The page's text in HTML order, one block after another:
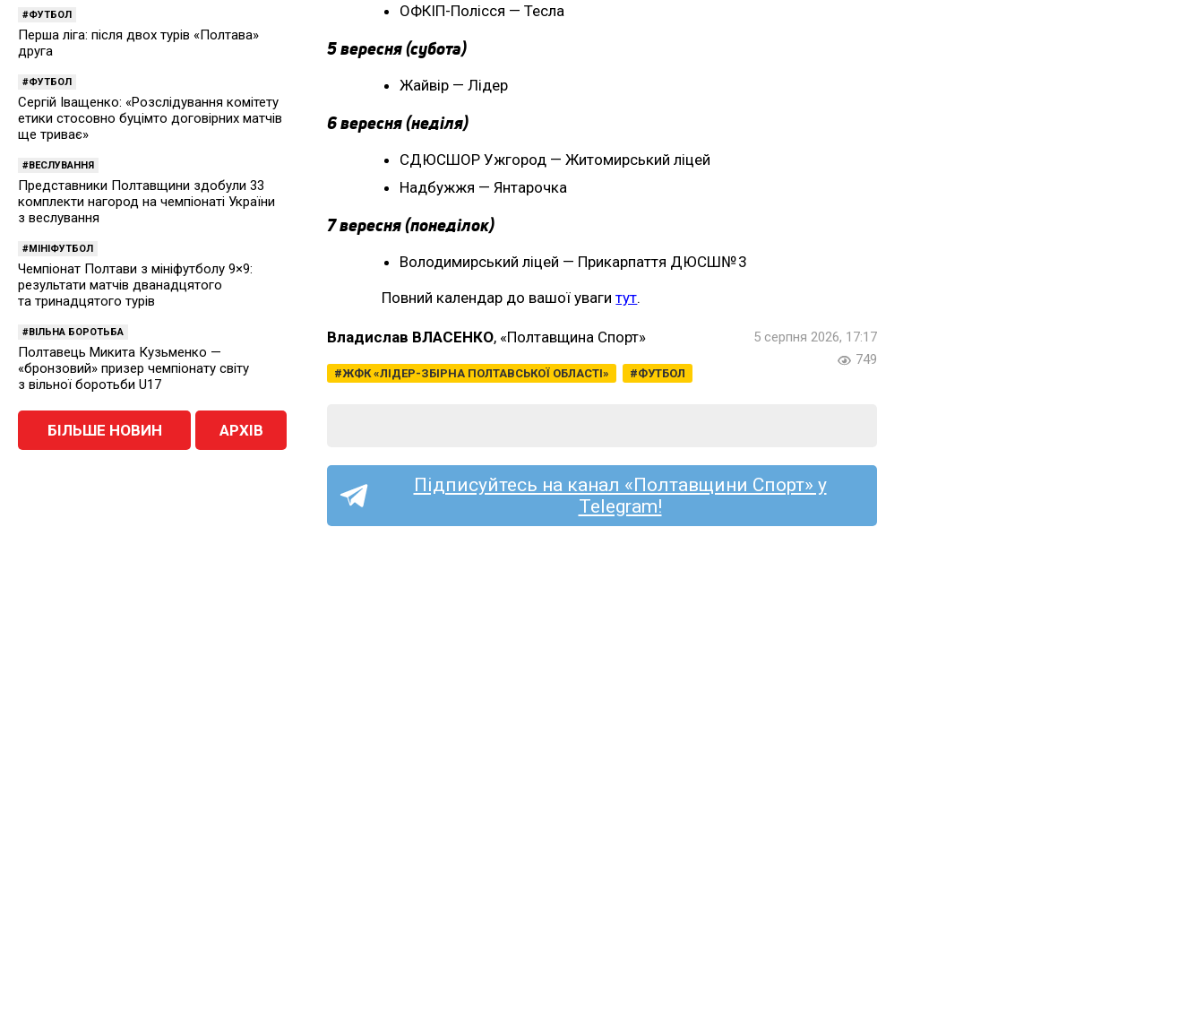
ОФКІП-Полісся — Тесла
5 вересня (субота)
Жайвір — Лідер
6 вересня (неділя)
СДЮСШОР Ужгород — Житомирський ліцей
Надбужжя — Янтарочка
7 вересня (понеділок)
Володимирський ліцей — Прикарпаття ДЮСШ№ 3
Повний календар до вашої увагитут.
Владислав ВЛАСЕНКО, «Полтавщина Спорт»
ЖФК «ЛІДЕР-ЗБІРНА ПОЛТАВСЬКОЇ ОБЛАСТІ» ФУТБОЛ
5 серпня 2026, 17:17
749
Підписуйтесь на канал «Полтавщини Спорт» у
Telegram!
ФУТБОЛ
Перша ліга: після двох турів «Полтава»
друга
ФУТБОЛ
Сергій Іващенко: «Розслідування комітету
етики стосовно буцімто договірних матчів
ще триває»
ВЕСЛУВАННЯ
Представники Полтавщини здобули 33
комплекти нагород на чемпіонаті України
з веслування
МІНІФУТБОЛ
Чемпіонат Полтави з мініфутболу 9×9:
результати матчів дванадцятого
та тринадцятого турів
ВІЛЬНА БОРОТЬБА
Полтавець Микита Кузьменко —
«бронзовий» призер чемпіонату світу
з вільної боротьби U17
БІЛЬШЕ НОВИН АРХІВ